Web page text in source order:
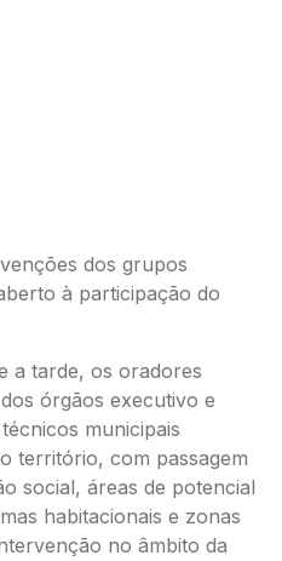
dos grupos
à participação do
a tarde, os oradores
órgãos executivo e
municipais
território, com passagem
social, áreas de potencial
habitacionais e zonas
no âmbito da